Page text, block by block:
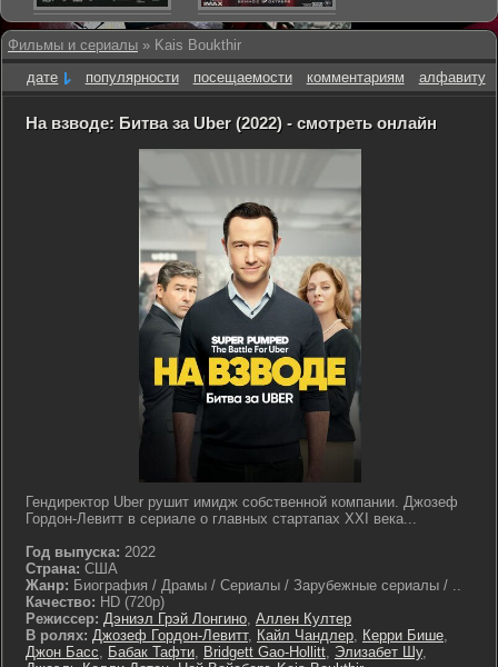
Фильмы и сериалы » Kais Boukthir
дате
популярности посещаемости комментариям алфавиту
На взводе: Битва за Uber (2022) - смотреть онлайн
Гендиректор Uber рушит имидж собственной компании. Джозеф
Гордон-Левитт в сериале о главных стартапах XXI века...
Год выпуска: 2022
Страна: США
Жанр: Биография / Драмы / Сериалы / Зарубежные сериалы / ..
Качество: HD (720p)
Режиссер: Дэниэл Грэй Лонгино, Аллен Култер
В ролях: Джозеф Гордон-Левитт, Кайл Чандлер, Керри Бише,
Джон Басс, Бабак Тафти, Bridgett Gao-Hollitt, Элизабет Шу,